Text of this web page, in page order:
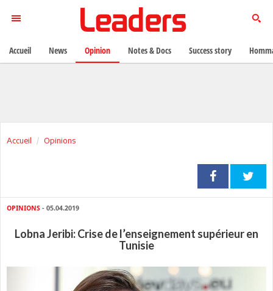
Accueil Opinions
OPINIONS - 05.04.2019
Lobna Jeribi: Crise de l’enseignement supérieur en
Tunisie
Accueil News Opinion Notes & Docs Success story